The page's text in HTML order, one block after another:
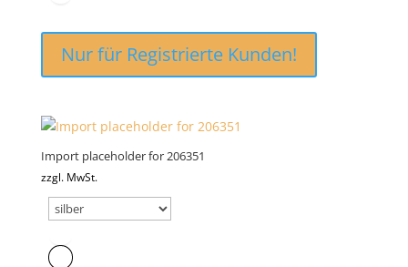
Nur für Registrierte Kunden!
Import placeholder for 206351
zzgl. MwSt.